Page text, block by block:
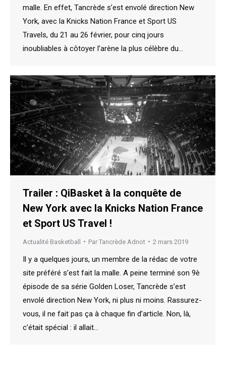
malle. En effet, Tancrède s’est envolé direction New
York, avec la Knicks Nation France et Sport US
Travels, du 21 au 26 février, pour cinq jours
inoubliables à côtoyer l’arène la plus célèbre du…
Trailer : QiBasket à la conquête de
New York avec la Knicks Nation France
et Sport US Travel !
Actualité Basketball Par Tancrède Adnot 2 mars 2019
Il y a quelques jours, un membre de la rédac de votre
site préféré s’est fait la malle. A peine terminé son 9è
épisode de sa série Golden Loser, Tancrède s’est
envolé direction New York, ni plus ni moins. Rassurez-
vous, il ne fait pas ça à chaque fin d’article. Non, là,
c’était spécial : il allait…